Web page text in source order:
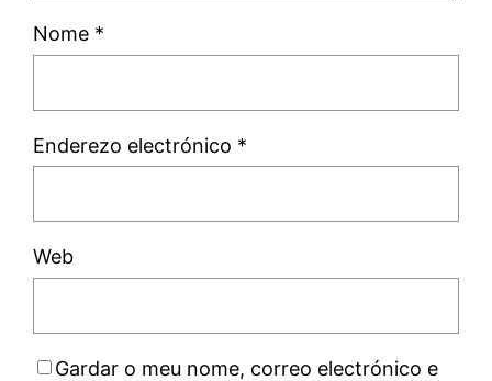
Nome *
Enderezo electrónico *
Web
Gardar o meu nome, correo electrónico e